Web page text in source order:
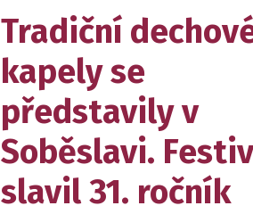
Tradiční
kapely se
představily v
Soběslavi.
slavil 31. ročník